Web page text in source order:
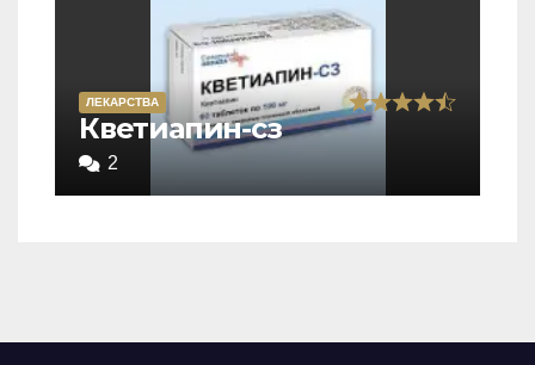
ЛЕКАРСТВА
Кветиапин-сз
2